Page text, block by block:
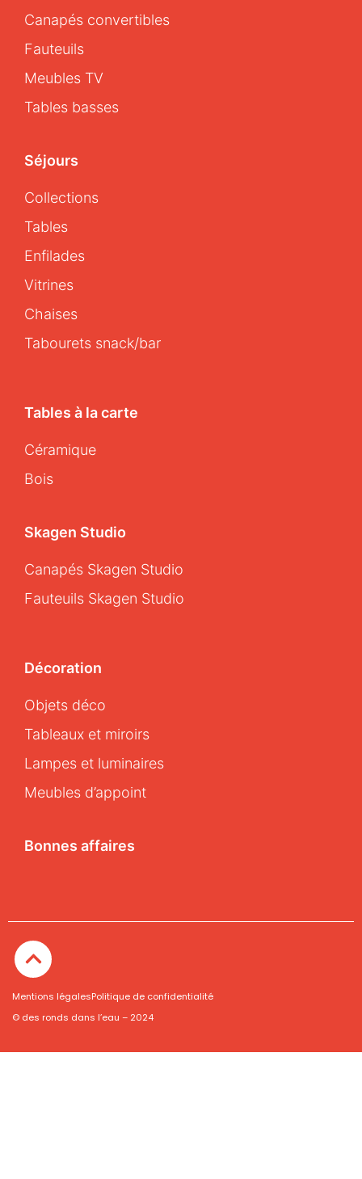
Canapés convertibles
Fauteuils
Meubles TV
Tables basses
Séjours
Collections
Tables
Enfilades
Vitrines
Chaises
Tabourets snack/bar
Tables à la carte
Céramique
Bois
Skagen Studio
Canapés Skagen Studio
Fauteuils Skagen Studio
Décoration
Objets déco
Tableaux et miroirs
Lampes et luminaires
Meubles d’appoint
Bonnes affaires
Mentions légalesPolitique de confidentialité
© des ronds dans l’eau – 2024